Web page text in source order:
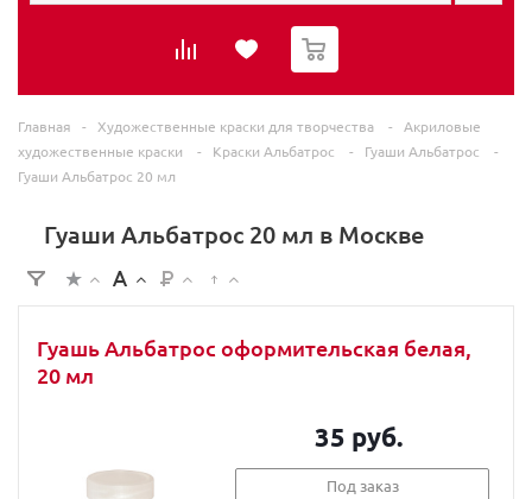
0
Главная - Художественные краски для творчества -
Акриловые
художественные краски
- Краски Альбатрос - Гуаши Альбатрос
-
Гуаши Альбатрос 20 мл
Гуаши Альбатрос 20 мл в Москве
Гуашь Альбатрос оформительская белая,
20 мл
35 руб.
Под заказ